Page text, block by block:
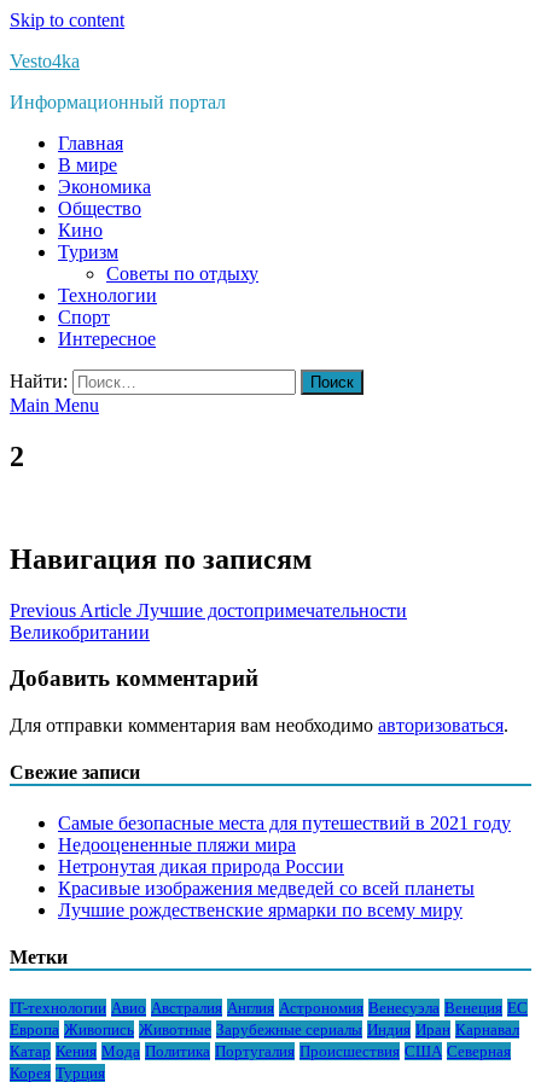
Skip to content
Vesto4ka
Информационный портал
Главная
В мире
Экономика
Общество
Кино
Туризм
Советы по отдыху
Технологии
Спорт
Интересное
Найти:
Main Menu
2
Навигация по записям
Previous Article Лучшие достопримечательности
Великобритании
Добавить комментарий
Для отправки комментария вам необходимо авторизоваться.
Свежие записи
Самые безопасные места для путешествий в 2021 году
Недооцененные пляжи мира
Нетронутая дикая природа России
Красивые изображения медведей со всей планеты
Лучшие рождественские ярмарки по всему миру
Метки
IT-технологии Авио Австралия Англия Астрономия Венесуэла Венеция ЕС
Европа Живопись Животные Зарубежные сериалы Индия Иран Карнавал
Катар Кения Мода Политика Португалия Происшествия США Северная
Корея Турция